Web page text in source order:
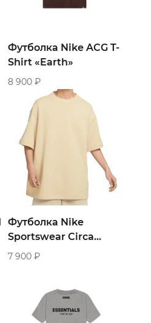
Футболка Nike ACG T-
Shirt «Earth»
8 900 ₽
Футболка Nike
Sportswear Circa
«Gold»
7 900 ₽